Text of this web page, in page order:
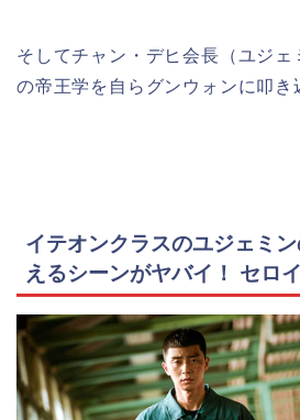
そしてチャン・デヒ会長（ユジェ
の帝王学を自らグンウォンに叩き
イテオンクラスのユジェミ
えるシーンがヤバイ！ セロ